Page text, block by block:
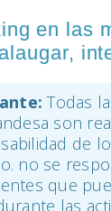
Todas
son
de
no se
que
las